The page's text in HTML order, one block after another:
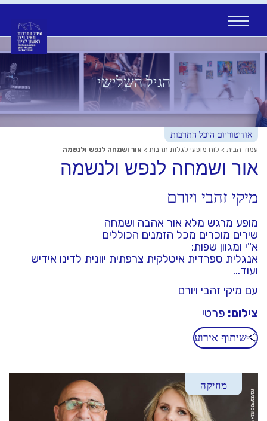
to
content
הגיל השלישי
אודיטוריום היכל התרבות
עמוד הבית > לוח מופעי לגלות תרבות > אור ושמחה לנפש ולנשמה
אור ושמחה לנפש ולנשמה
מיקי זהבי ויורם
מופע מרגש מלא אור אהבה ושמחה
שירים מוכרים מכל הזמנים הכוללים
א"י ומגוון שפות:
אנגלית ספרדית איטלקית צרפתית יוונית לדינו אידיש
ועוד…
עם מיקי זהבי ויורם
צילום: פרטי
שיתוף אירוע
מוזיקה